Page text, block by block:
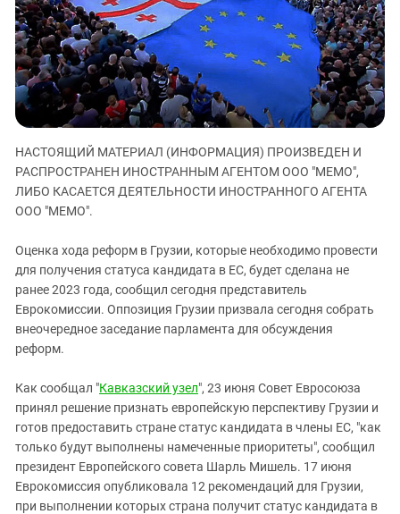
ЗАСТАВЛЯЕТ
КАВКАЗ ЗА ПАЛЕСТИНУ
ИНАКОМЫСЛИЕ В ЧЕЧНЕ
ПРЕСЛЕДОВАНИЕ АКТИВИСТОВ
МОБИЛИЗАЦИЯ И ПРОТЕСТЫ
Дагестан
Ингушетия
Кабардино-Балкария
Калмыкия
Карачаево-Черкесия
Краснодарский край
Российская Федерация
Северная Осетия - Алания
СКФО
Ставропольский край
Чечня
Южный Кавказ
ЮФО
НАСТОЯЩИЙ МАТЕРИАЛ (ИНФОРМАЦИЯ) ПРОИЗВЕДЕН И
РАСПРОСТРАНЕН ИНОСТРАННЫМ АГЕНТОМ ООО "МЕМО",
ЛИБО КАСАЕТСЯ ДЕЯТЕЛЬНОСТИ ИНОСТРАННОГО АГЕНТА
ООО "МЕМО".
Оценка хода реформ в Грузии, которые необходимо провести
для получения статуса кандидата в ЕС, будет сделана не
ранее 2023 года, сообщил сегодня представитель
Еврокомиссии. Оппозиция Грузии призвала сегодня собрать
внеочередное заседание парламента для обсуждения
реформ.
Как сообщал "Кавказский узел", 23 июня Совет Евросоюза
принял решение признать европейскую перспективу Грузии и
готов предоставить стране статус кандидата в члены ЕС, "как
только будут выполнены намеченные приоритеты", сообщил
президент Европейского совета Шарль Мишель. 17 июня
Еврокомиссия опубликовала 12 рекомендаций для Грузии,
при выполнении которых страна получит статус кандидата в